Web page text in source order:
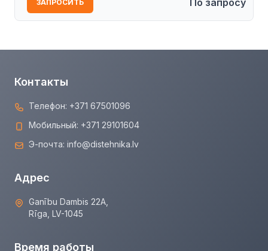
По запросу
ЗАПРОСИТЬ
Контакты
Телефон: +371 67501096
Мобильный: +371 29101604
Э-почта: info@distehnika.lv
Адрес
Ganību Dambis 22A,
Rīga, LV-1045
Время работы